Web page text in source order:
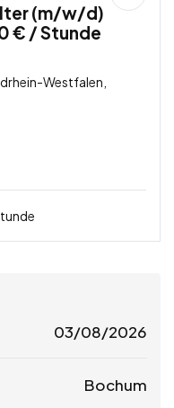
(m/w/d)
€ / Stunde
Westfalen,
03/08/2026
Bochum